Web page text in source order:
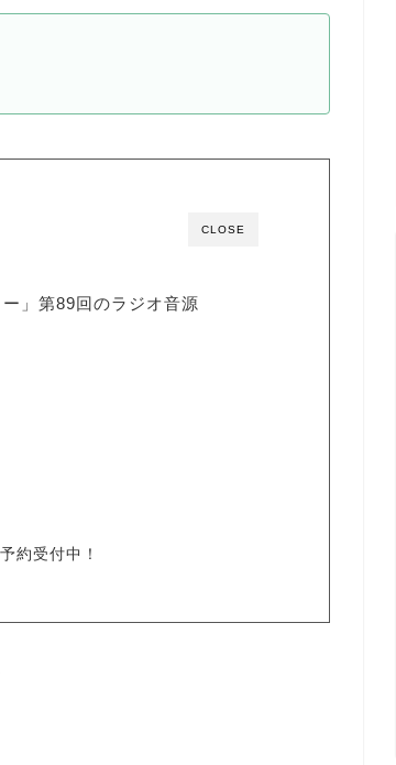
CLOSE
」第89回のラジオ音源
約受付中！